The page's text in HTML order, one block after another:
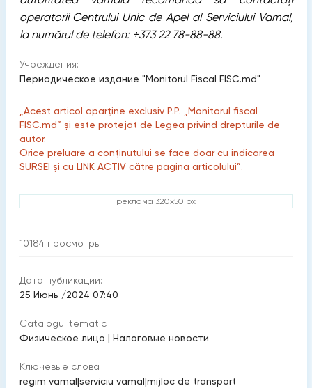
operatorii Centrului Unic de Apel al Serviciului Vamal,
la numărul de telefon: +373 22 78-88-88.
Учреждения:
Периодическое издание "Monitorul Fiscal FISC.md"
„Acest articol aparține exclusiv P.P. „Monitorul fiscal
FISC.md” și este protejat de Legea privind drepturile de
autor.
Orice preluare a conținutului se face doar cu indicarea
SURSEI și cu LINK ACTIV către pagina articolului”.
реклама 320x50 px
10184 просмотры
Дата публикации:
25 Июнь /2024 07:40
Catalogul tematic
Физическое лицо | Налоговые новости
Ключевые слова
regim vamal|serviciu vamal|mijloc de transport